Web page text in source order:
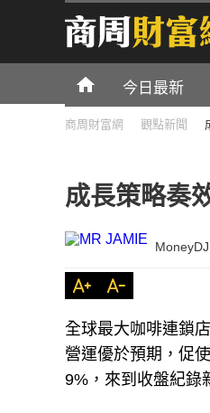
今日最新
商周財富網 觀點新聞
成長策略奏
全球最大咖啡連鎖
營運優於預期，促
9%，來到收盤紀錄